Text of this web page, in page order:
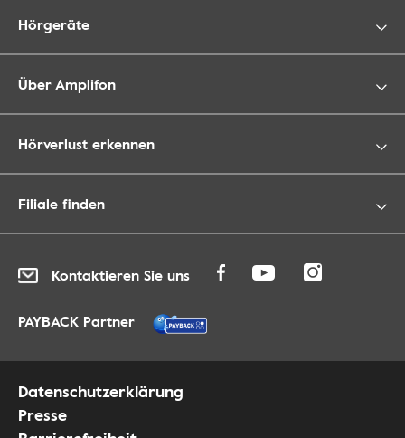
Hörgeräte
Über Amplifon
Hörverlust erkennen
Filiale finden
Kontaktieren Sie uns
PAYBACK Partner
Datenschutzerklärung
Presse